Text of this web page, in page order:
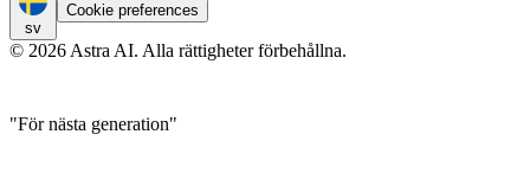
sv
Cookie preferences
© 2026 Astra AI. Alla rättigheter förbehållna.
"För nästa generation"